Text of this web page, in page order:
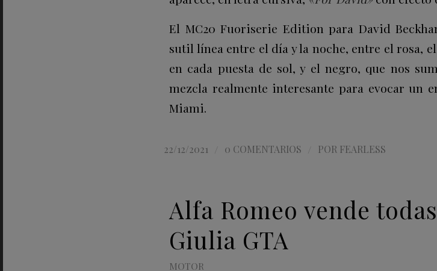
El MC20 Fuoriserie Edition para David
sutil línea entre el día y la noche, entre el rosa,
en cada puesta de sol, y el negro, que nos
mezcla realmente interesante para evocar un
Miami.
22/12/2021 0 COMENTARIOS POR FEARLESS
Alfa Romeo vende
Giulia GTA
MOTOR